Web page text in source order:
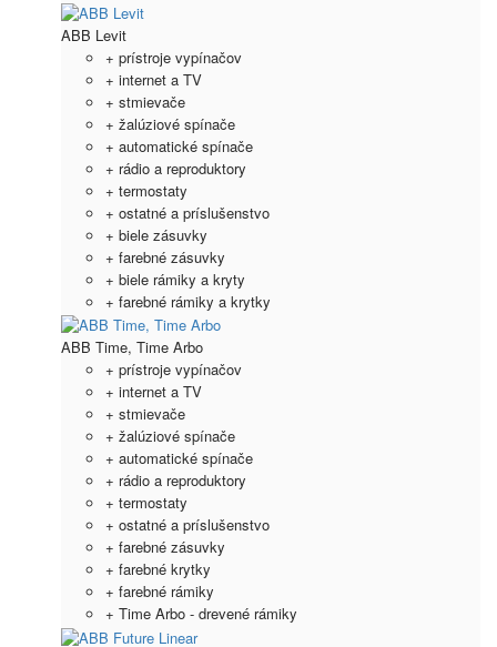
ABB Levit
+ prístroje vypínačov
+ internet a TV
+ stmievače
+ žalúziové spínače
+ automatické spínače
+ rádio a reproduktory
+ termostaty
+ ostatné a príslušenstvo
+ biele zásuvky
+ farebné zásuvky
+ biele rámiky a kryty
+ farebné rámiky a krytky
ABB Time, Time Arbo
+ prístroje vypínačov
+ internet a TV
+ stmievače
+ žalúziové spínače
+ automatické spínače
+ rádio a reproduktory
+ termostaty
+ ostatné a príslušenstvo
+ farebné zásuvky
+ farebné krytky
+ farebné rámiky
+ Time Arbo - drevené rámiky